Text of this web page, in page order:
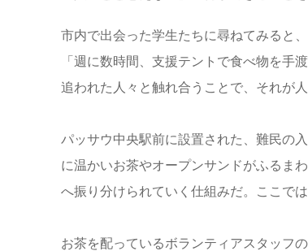
市内で出会った学生たちに尋ねてみると
「週に数時間、支援テントで食べ物を手
追われた人々と触れ合うことで、それが
パッサウ中央駅前に設置された、難民の
に温かいお茶やオープンサンドがふるま
へ振り分けられていく仕組みだ。ここで
お茶を配っているボランティアスタッフ